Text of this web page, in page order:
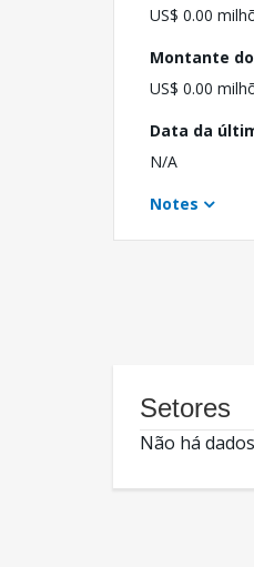
US$ 0.00
Montante
US$ 0.00
Data da
N/A
Notes
Setores
Não há